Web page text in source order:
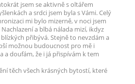
jsem se aktivně s oltářem
a srdci jsem byla s Vámi. Celý
mi bylo mizerně, v noci jsem
a blbá nálada mizí, ikdyz
přibývá. Stejně to nevzdám a
možnou budoucnost pro mě i
a doufám, že i já přispívám k tem
těch všech krásných bytostí, které